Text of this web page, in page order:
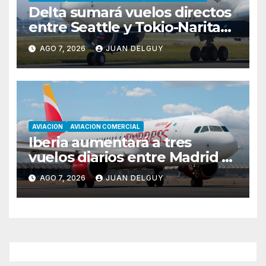
Delta sumará vuelos directos
entre Seattle y Tokio-Narita
desde marzo de 2027
AGO 7, 2026 JUAN DELGUY
AVIACION AVIACION COMERCIAL
Iberia aumentará a tres
vuelos diarios entre Madrid y
Menorca durante el invierno
AGO 7, 2026 JUAN DELGUY